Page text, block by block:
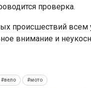
проверка.
происшествий
внимание и
#вело #мото